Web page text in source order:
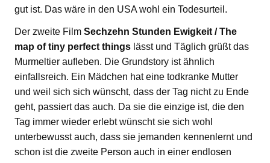
gut ist. Das wäre in den USA wohl ein Todesurteil.
Der zweite Film Sechzehn Stunden Ewigkeit / The
map of tiny perfect things lässt und Täglich grüßt das
Murmeltier aufleben. Die Grundstory ist ähnlich
einfallsreich. Ein Mädchen hat eine todkranke Mutter
und weil sich sich wünscht, dass der Tag nicht zu Ende
geht, passiert das auch. Da sie die einzige ist, die den
Tag immer wieder erlebt wünscht sie sich wohl
unterbewusst auch, dass sie jemanden kennenlernt und
schon ist die zweite Person auch in einer endlosen